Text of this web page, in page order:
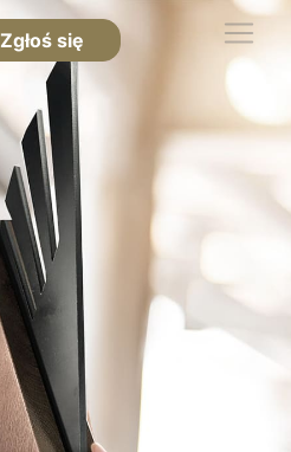
Zgłoś się